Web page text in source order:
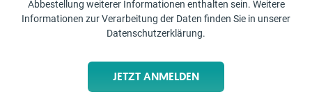
Abbestellung weiterer Informationen enthalten sein. Weitere
Informationen zur Verarbeitung der Daten finden Sie in unserer
Datenschutzerklärung.
JETZT ANMELDEN